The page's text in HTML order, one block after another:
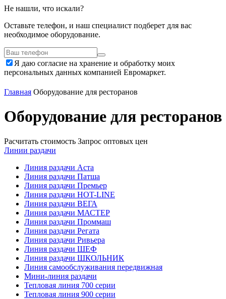
Не нашли, что искали?
Оставьте телефон, и наш специалист подберет для вас
необходимое оборудование.
Я даю согласие на хранение и обработку моих
персональных данных компанией Евромаркет.
Главная Оборудование для ресторанов
Оборудование для ресторанов
Расчитать стоимость Запрос оптовых цен
Линии раздачи
Линия раздачи Аста
Линия раздачи Патша
Линия раздачи Премьер
Линия раздачи HOT-LINE
Линия раздачи ВЕГА
Линия раздачи МАСТЕР
Линия раздачи Проммаш
Линия раздачи Регата
Линия раздачи Ривьера
Линия раздачи ШЕФ
Линия раздачи ШКОЛЬНИК
Линия самообслуживания передвижная
Мини-линия раздачи
Тепловая линия 700 серии
Тепловая линия 900 серии